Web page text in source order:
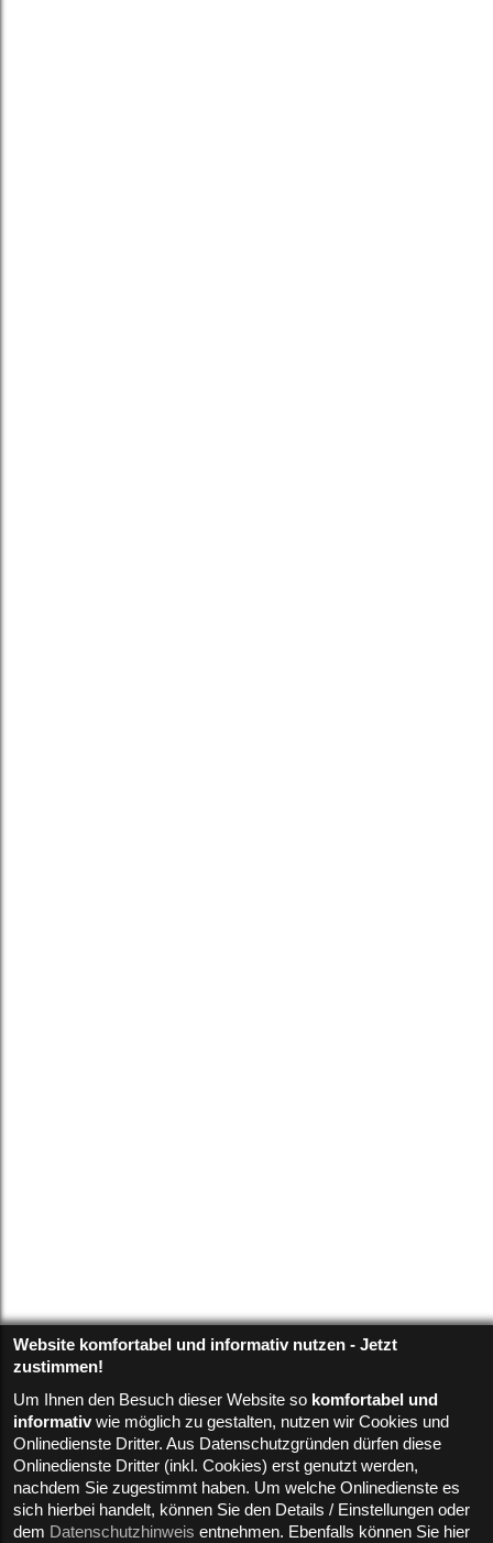
Website komfortabel und informativ nutzen - Jetzt
zustimmen!
Um Ihnen den Besuch dieser Website so komfortabel und
informativwie möglich zu gestalten, nutzen wir Cookies und
Onlinedienste Dritter. Aus Datenschutzgründen dürfen diese
Onlinedienste Dritter (inkl. Cookies) erst genutzt werden,
nachdem Sie zugestimmt haben. Um welche Onlinedienste es
sich hierbei handelt, können Sie den Details / Einstellungen oder
dem Datenschutzhinweis entnehmen. Ebenfalls können Sie hier